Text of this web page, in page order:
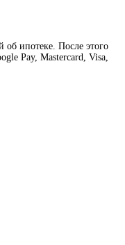
об ипотеке. После этого
Pay, Mastercard, Visa,